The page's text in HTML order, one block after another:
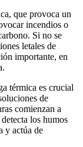
que provoca un
incendios o
Si no se
letales de
importante, en
térmica es crucial
de
comienzan a
los humos
y actúa de